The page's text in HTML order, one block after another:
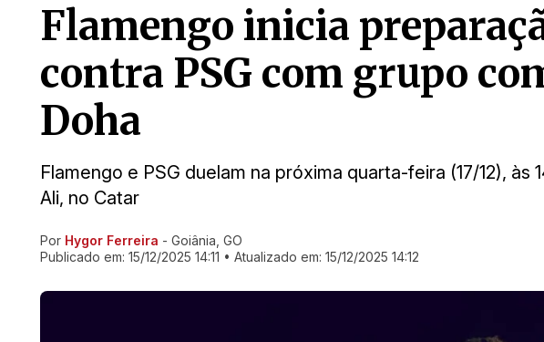
Flamengo inicia
contra PSG com grupo
Doha
Flamengo e PSG duelam na próxima quarta-feira (17/12), às
Ali, no Catar
Ir direto pra matéria
Por Hygor Ferreira - Goiânia, GO
Publicado em: 15/12/2025 14:11 • Atualizado em: 15/12/2025 14:12